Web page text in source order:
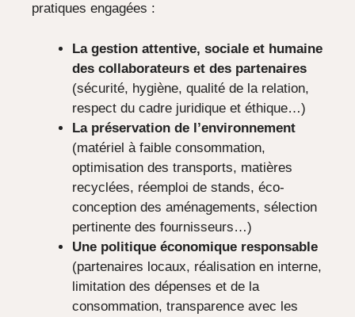
pratiques engagées :
La gestion attentive, sociale et humaine
des collaborateurs et des partenaires
(sécurité, hygiène, qualité de la relation,
respect du cadre juridique et éthique…)
La préservation de l’environnement
(matériel à faible consommation,
optimisation des transports, matières
recyclées, réemploi de stands, éco-
conception des aménagements, sélection
pertinente des fournisseurs…)
Une politique économique responsable
(partenaires locaux, réalisation en interne,
limitation des dépenses et de la
consommation, transparence avec les